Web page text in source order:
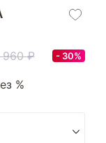
960 ₽ 30%
%